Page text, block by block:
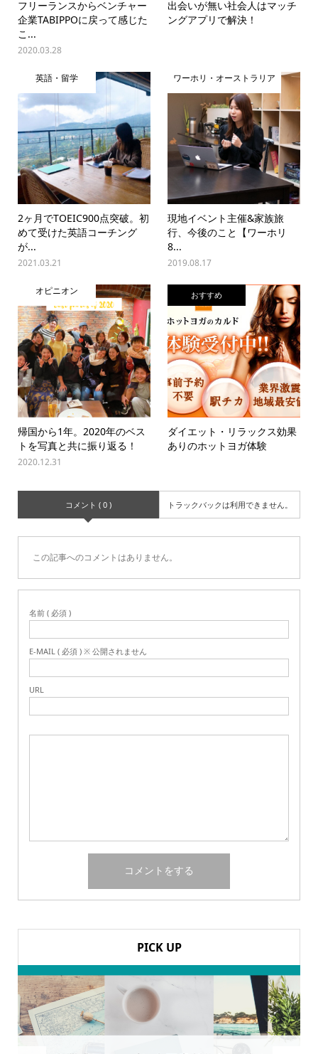
フリーランスからベンチャー
企業TABIPPOに戻って感じた
こ...
2020.03.28
出会いが無い社会人はマッチ
ングアプリで解決！
英語・留学
2ヶ月でTOEIC900点突破。初
めて受けた英語コーチング
が...
2021.03.21
ワーホリ・オーストラリア
現地イベント主催&家族旅
行、今後のこと【ワーホリ
8...
2019.08.17
オピニオン
帰国から1年。2020年のベス
トを写真と共に振り返る！
2020.12.31
おすすめ
ダイエット・リラックス効果
ありのホットヨガ体験
コメント ( 0 ) トラックバックは利用できません。
この記事へのコメントはありません。
名前 ( 必須 )
E-MAIL ( 必須 ) ※ 公開されません
URL
PICK UP